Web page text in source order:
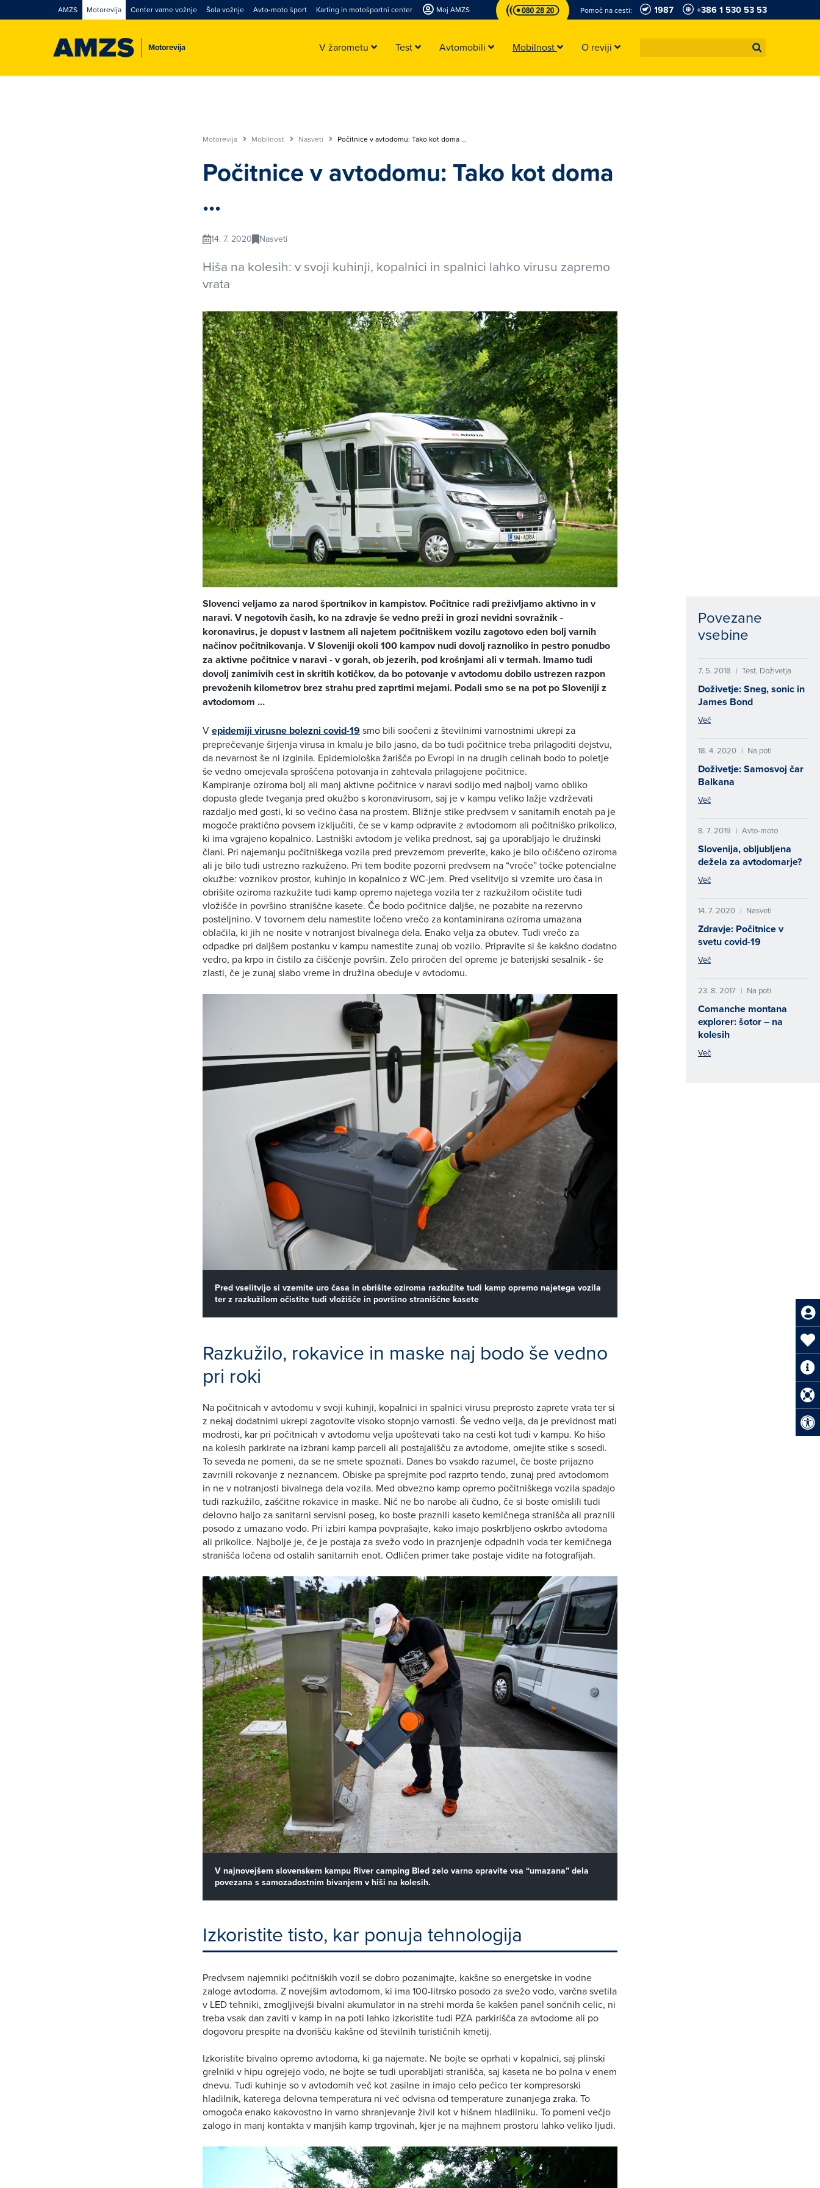
Motorevija
AMZS Motorevija Center varne vožnje Šola vožnje Avto-moto šport Karting in motošportni center Moj AMZS Pomoč na cesti: 1987 +386 1 530 53 53
V žarometu Test Avtomobili Mobilnost O reviji
Motorevija Mobilnost Nasveti Počitnice v avtodomu: Tako kot doma ...
Počitnice v avtodomu: Tako kot doma
...
14. 7. 2020 Nasveti
Hiša na kolesih: v svoji kuhinji, kopalnici in spalnici lahko virusu zapremo
vrata
Slovenci veljamo za narod športnikov in kampistov. Počitnice radi preživljamo aktivno in v
naravi. V negotovih časih, ko na zdravje še vedno preži in grozi nevidni sovražnik -
koronavirus, je dopust v lastnem ali najetem počitniškem vozilu zagotovo eden bolj varnih
načinov počitnikovanja. V Sloveniji okoli 100 kampov nudi dovolj raznoliko in pestro ponudbo
za aktivne počitnice v naravi - v gorah, ob jezerih, pod krošnjami ali v termah. Imamo tudi
dovolj zanimivih cest in skritih kotičkov, da bo potovanje v avtodomu dobilo ustrezen razpon
prevoženih kilometrov brez strahu pred zaprtimi mejami. Podali smo se na pot po Sloveniji z
avtodomom …
Vepidemiji virusne bolezni covid-19smo bili soočeni z številnimi varnostnimi ukrepi za
preprečevanje širjenja virusa in kmalu je bilo jasno, da bo tudi počitnice treba prilagoditi dejstvu,
da nevarnost še ni izginila. Epidemiološka žarišča po Evropi in na drugih celinah bodo to poletje
še vedno omejevala sproščena potovanja in zahtevala prilagojene počitnice.
Kampiranje oziroma bolj ali manj aktivne počitnice v naravi sodijo med najbolj varno obliko
dopusta glede tveganja pred okužbo s koronavirusom, saj je v kampu veliko lažje vzdrževati
razdaljo med gosti, ki so večino časa na prostem. Bližnje stike predvsem v sanitarnih enotah pa je
mogoče praktično povsem izključiti, če se v kamp odpravite z avtodomom ali počitniško prikolico,
ki ima vgrajeno kopalnico. Lastniški avtodom je velika prednost, saj ga uporabljajo le družinski
člani. Pri najemanju počitniškega vozila pred prevzemom preverite, kako je bilo očiščeno oziroma
ali je bilo tudi ustrezno razkuženo. Pri tem bodite pozorni predvsem na “vroče” točke potencialne
okužbe: voznikov prostor, kuhinjo in kopalnico z WC-jem. Pred vselitvijo si vzemite uro časa in
obrišite oziroma razkužite tudi kamp opremo najetega vozila ter z razkužilom očistite tudi
vložišče in površino straniščne kasete. Če bodo počitnice daljše, ne pozabite na rezervno
posteljnino. V tovornem delu namestite ločeno vrečo za kontaminirana oziroma umazana
oblačila, ki jih ne nosite v notranjost bivalnega dela. Enako velja za obutev. Tudi vrečo za
odpadke pri daljšem postanku v kampu namestite zunaj ob vozilo. Pripravite si še kakšno dodatno
vedro, pa krpo in čistilo za čiščenje površin. Zelo priročen del opreme je baterijski sesalnik - še
zlasti, če je zunaj slabo vreme in družina obeduje v avtodomu.
Pred vselitvijo si vzemite uro časa in obrišite oziroma razkužite tudi kamp opremo najetega vozila
ter z razkužilom očistite tudi vložišče in površino straniščne kasete
Razkužilo, rokavice in maske naj bodo še vedno
pri roki
Na počitnicah v avtodomu v svoji kuhinji, kopalnici in spalnici virusu preprosto zaprete vrata ter si
z nekaj dodatnimi ukrepi zagotovite visoko stopnjo varnosti. Še vedno velja, da je previdnost mati
modrosti, kar pri počitnicah v avtodomu velja upoštevati tako na cesti kot tudi v kampu. Ko hišo
na kolesih parkirate na izbrani kamp parceli ali postajališču za avtodome, omejite stike s sosedi.
To seveda ne pomeni, da se ne smete spoznati. Danes bo vsakdo razumel, če boste prijazno
zavrnili rokovanje z neznancem. Obiske pa sprejmite pod razprto tendo, zunaj pred avtodomom
in ne v notranjosti bivalnega dela vozila. Med obvezno kamp opremo počitniškega vozila spadajo
tudi razkužilo, zaščitne rokavice in maske. Nič ne bo narobe ali čudno, če si boste omislili tudi
delovno haljo za sanitarni servisni poseg, ko boste praznili kaseto kemičnega stranišča ali praznili
posodo z umazano vodo. Pri izbiri kampa povprašajte, kako imajo poskrbljeno oskrbo avtodoma
ali prikolice. Najbolje je, če je postaja za svežo vodo in praznjenje odpadnih voda ter kemičnega
stranišča ločena od ostalih sanitarnih enot. Odličen primer take postaje vidite na fotografijah.
V najnovejšem slovenskem kampu River camping Bled zelo varno opravite vsa “umazana” dela
povezana s samozadostnim bivanjem v hiši na kolesih.
Izkoristite tisto, kar ponuja tehnologija
Predvsem najemniki počitniških vozil se dobro pozanimajte, kakšne so energetske in vodne
zaloge avtodoma. Z novejšim avtodomom, ki ima 100-litrsko posodo za svežo vodo, varčna svetila
v LED tehniki, zmogljivejši bivalni akumulator in na strehi morda še kakšen panel sončnih celic, ni
treba vsak dan zaviti v kamp in na poti lahko izkoristite tudi PZA parkirišča za avtodome ali po
dogovoru prespite na dvorišču kakšne od številnih turističnih kmetij.
Izkoristite bivalno opremo avtodoma, ki ga najemate. Ne bojte se oprhati v kopalnici, saj plinski
grelniki v hipu ogrejejo vodo, ne bojte se tudi uporabljati stranišča, saj kaseta ne bo polna v enem
dnevu. Tudi kuhinje so v avtodomih več kot zasilne in imajo celo pečico ter kompresorski
hladilnik, katerega delovna temperatura ni več odvisna od temperature zunanjega zraka. To
omogoča enako kakovostno in varno shranjevanje živil kot v hišnem hladilniku. To pomeni večjo
zalogo in manj kontakta v manjših kamp trgovinah, kjer je na majhnem prostoru lahko veliko ljudi.
Povezane
vsebine
7. 5. 2018 | Test, Doživetja
Doživetje: Sneg, sonic in
James Bond
Več
18. 4. 2020 | Na poti
Doživetje: Samosvoj čar
Balkana
Več
8. 7. 2019 | Avto-moto
Slovenija, obljubljena
dežela za avtodomarje?
Več
14. 7. 2020 | Nasveti
Zdravje: Počitnice v
svetu covid-19
Več
23. 8. 2017 | Na poti
Comanche montana
explorer: šotor – na
kolesih
Več